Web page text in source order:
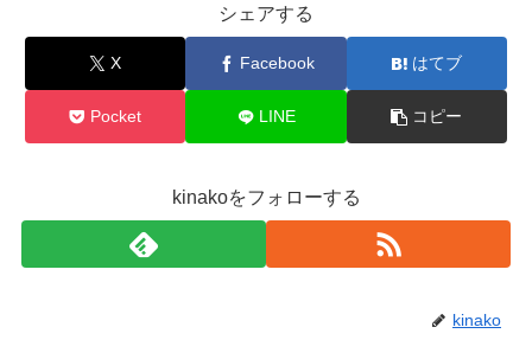
シェアする
X Facebook はてブ
Pocket LINE コピー
kinakoをフォローする
kinako